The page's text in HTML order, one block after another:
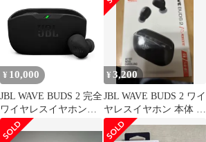
¥ 10,000
JBL WAVE BUDS 2 完全
ワイヤレスイヤホン
Bluetooth/アクティブノ
イズキャンセリング/マ
¥3,200
JBL WAVE BUDS 2 ワイ
ヤレスイヤホン 本体 ブ
ラック